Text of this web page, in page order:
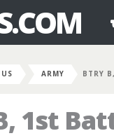
US ARMY BTRY
1st